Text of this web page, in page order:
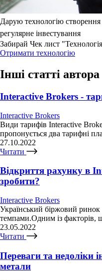
Дарую технологію створення
регулярне інвестування
Забирай Чек лист
Отримати технологію
Інші статті автора
Interactive Brokers -
Interactive Brokers
Види тарифів Interactive
пропонується два тарифні
27.10.2022
Читати
Відкриття рахунку в
зробити?
Interactive Brokers
Український біржовий ринок
темпами.Одним із
23.05.2022
Читати
Переваги та недоліки
метали